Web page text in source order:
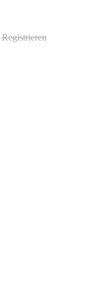
Registrieren